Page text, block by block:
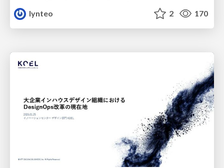
lynteo
2 170